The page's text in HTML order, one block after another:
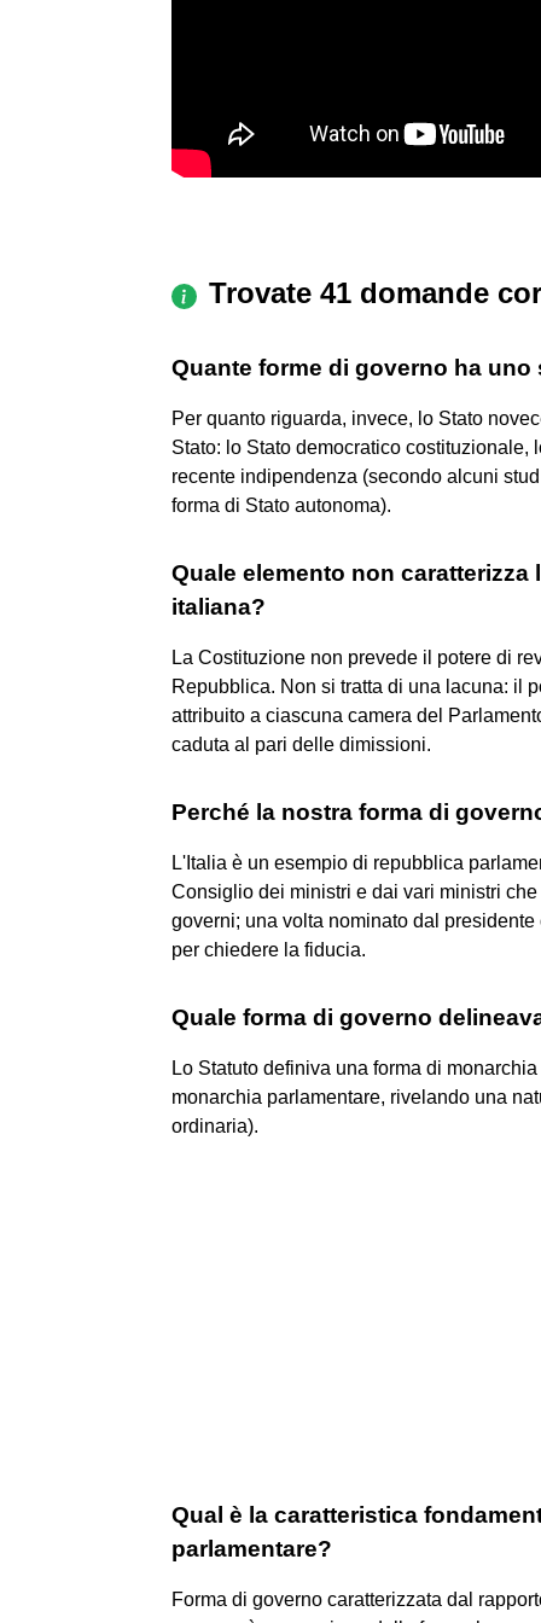
Trovate 41 domande
Quante forme di governo ha uno
Per quanto riguarda, invece, lo Stato
Stato: lo Stato democratico
recente indipendenza (secondo alcuni
forma di Stato autonoma).
Quale elemento non
italiana?
La Costituzione non prevede il potere di
Repubblica. Non si tratta di una lacuna: il
attribuito a ciascuna camera del
caduta al pari delle dimissioni.
Perché la nostra forma di
L'Italia è un esempio di repubblica
Consiglio dei ministri e dai vari ministri
governi; una volta nominato dal
per chiedere la fiducia.
Quale forma di governo
Lo Statuto definiva una forma di
monarchia parlamentare, rivelando una
ordinaria).
Qual è la caratteristica
parlamentare?
Forma di governo caratterizzata dal